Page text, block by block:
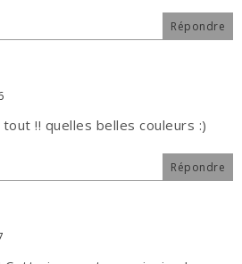
Répondre
!! quelles belles couleurs :)
Répondre